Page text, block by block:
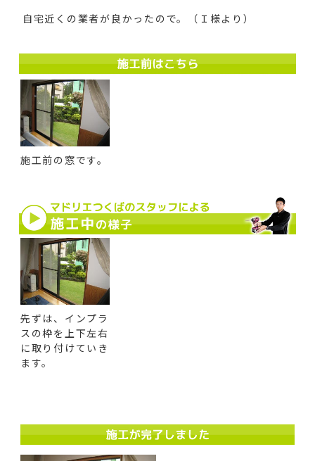
自宅近くの業者が良かったので。（Ｉ様より）
施工前の窓です。
先ずは、インプラ
スの枠を上下左右
に取り付けていき
ます。